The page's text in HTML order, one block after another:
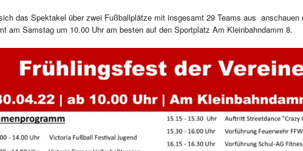
das Spektakel über zwei Fußballplätze mit insgesamt 29 Teams aus anschauen
am Samstag um 10.00 Uhr am besten auf den Sportplatz Am Kleinbahndamm 8.